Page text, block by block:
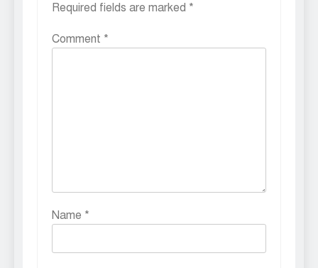
Required fields are marked *
Comment *
Name *